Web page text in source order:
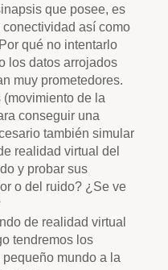
que posee, es
así como
qué no intentarlo
los datos arrojados
muy prometedores.
de la
conseguir una
también simular
realidad virtual del
y probar sus
o del ruido? ¿Se ve
de realidad virtual
tendremos los
mundo a la